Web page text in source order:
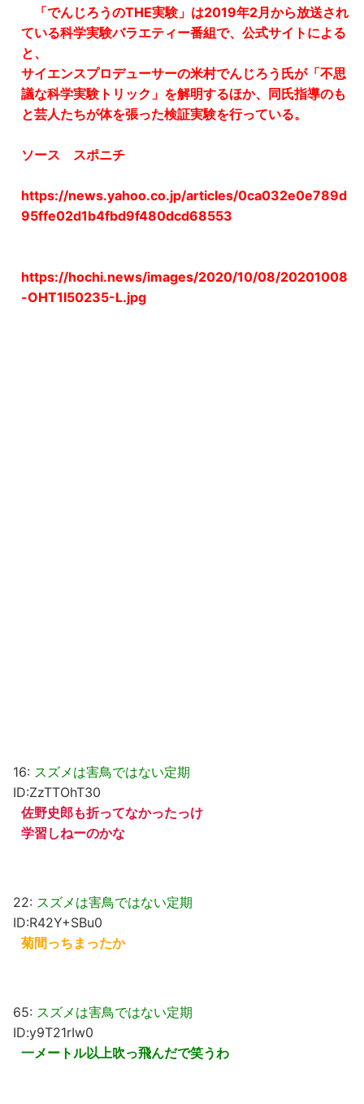
「でんじろうのTHE実験」は2019年2月から放送され
ている科学実験バラエティー番組で、公式サイトによる
と、
サイエンスプロデューサーの米村でんじろう氏が「不思
議な科学実験トリック」を解明するほか、同氏指導のも
と芸人たちが体を張った検証実験を行っている。
ソース スポニチ
https://news.yahoo.co.jp/articles/0ca032e0e789d
95ffe02d1b4fbd9f480dcd68553
https://hochi.news/images/2020/10/08/20201008
-OHT1I50235-L.jpg
16: スズメは害鳥ではない定期
ID:ZzTTOhT30
佐野史郎も折ってなかったっけ
学習しねーのかな
22: スズメは害鳥ではない定期
ID:R42Y+SBu0
菊間っちまったか
65: スズメは害鳥ではない定期
ID:y9T21rIw0
一メートル以上吹っ飛んだで笑うわ